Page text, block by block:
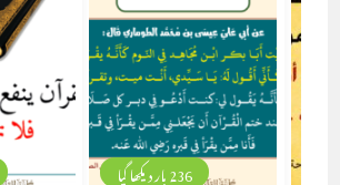
236 بار دیکھا گیا